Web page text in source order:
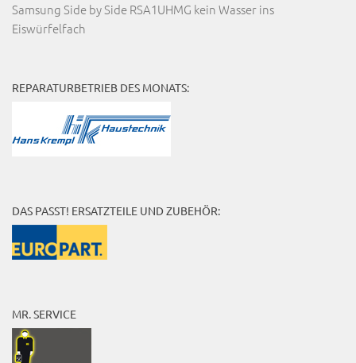
Samsung Side by Side RSA1UHMG kein Wasser ins
Eiswürfelfach
REPARATURBETRIEB DES MONATS:
DAS PASST! ERSATZTEILE UND ZUBEHÖR:
MR. SERVICE